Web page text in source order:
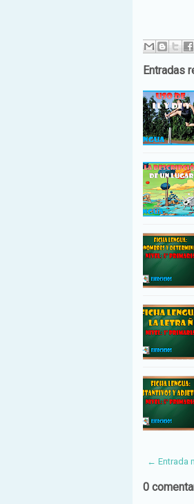
Entradas
← Entrada
0